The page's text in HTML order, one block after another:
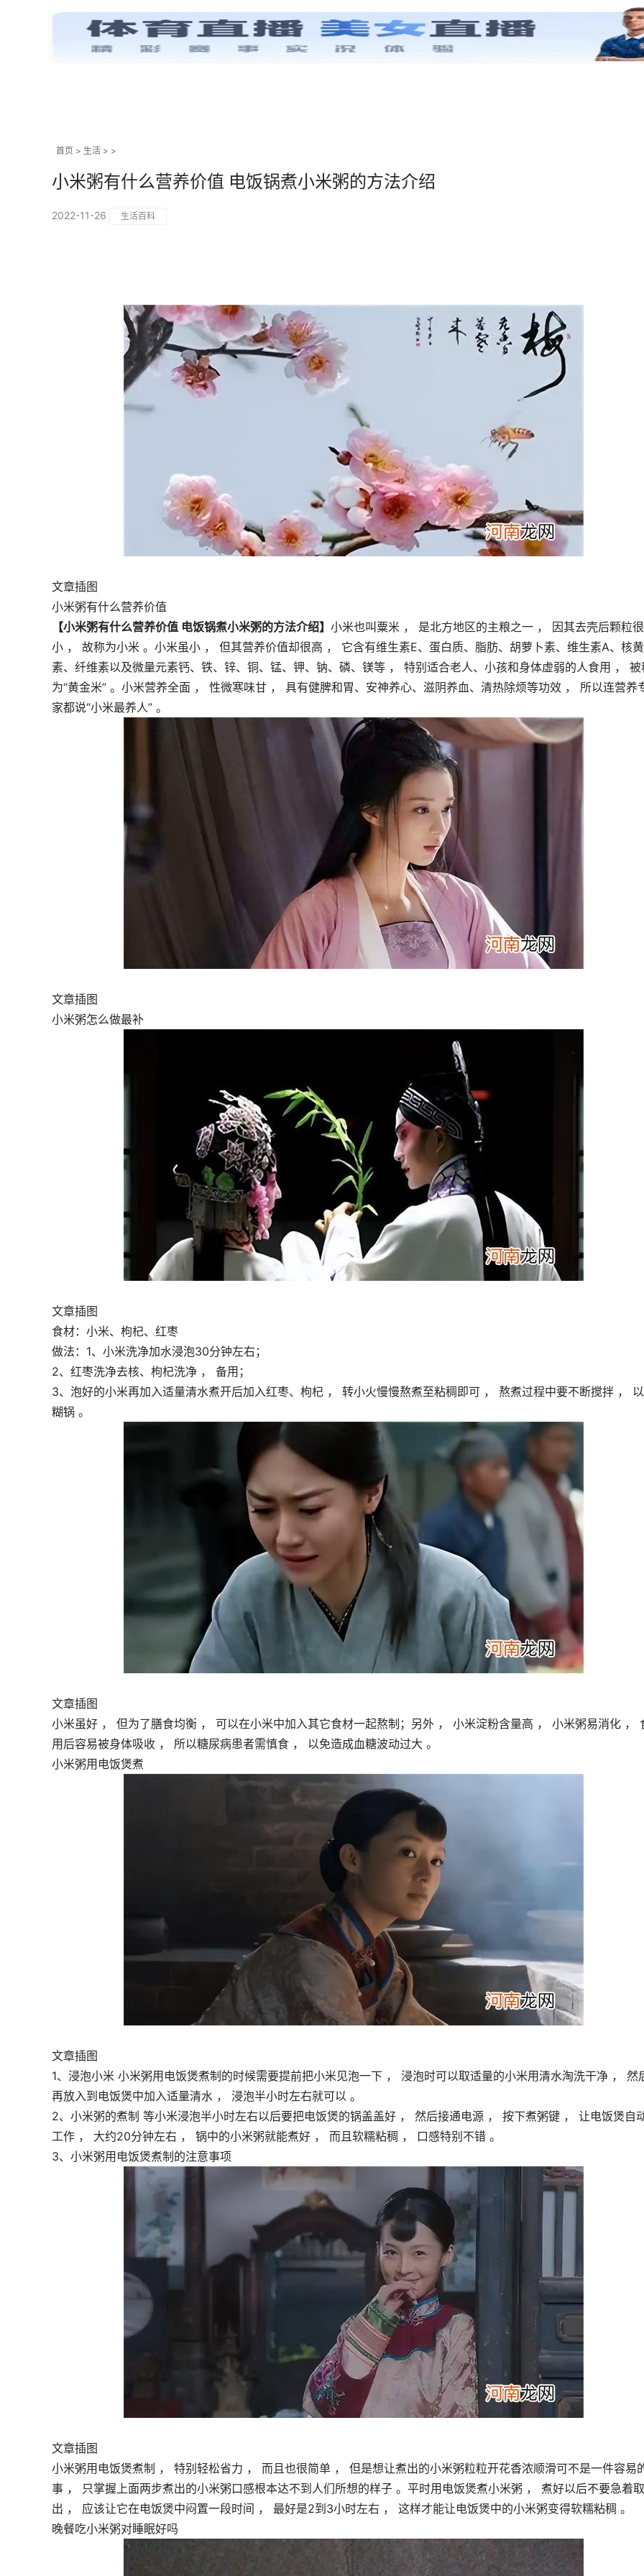
首页 > 生活 > >
小米粥有什么营养价值 电饭锅煮小米粥的方法介绍
2022-11-26 生活百科
文章插图
小米粥有什么营养价值
【小米粥有什么营养价值 电饭锅煮小米粥的方法介绍】 小米也叫粟米 ， 是北方地区的主粮之一 ， 因其去壳后颗粒很
小 ， 故称为小米 。小米虽小 ， 但其营养价值却很高 ， 它含有维生素E、蛋白质、脂肪、胡萝卜素、维生素A、核黄
素、纤维素以及微量元素钙、铁、锌、铜、锰、钾、钠、磷、镁等 ， 特别适合老人、小孩和身体虚弱的人食用 ， 被
为“黄金米” 。小米营养全面 ， 性微寒味甘 ， 具有健脾和胃、安神养心、滋阴养血、清热除烦等功效 ， 所以连营养
家都说“小米最养人” 。
文章插图
小米粥怎么做最补
文章插图
食材：小米、枸杞、红枣
做法：1、小米洗净加水浸泡30分钟左右；
2、红枣洗净去核、枸杞洗净 ， 备用；
3、泡好的小米再加入适量清水煮开后加入红枣、枸杞 ， 转小火慢慢熬煮至粘稠即可 ， 熬煮过程中要不断搅拌 ，
糊锅 。
文章插图
小米虽好 ， 但为了膳食均衡 ， 可以在小米中加入其它食材一起熬制；另外 ， 小米淀粉含量高 ， 小米粥易消化 ，
用后容易被身体吸收 ， 所以糖尿病患者需慎食 ， 以免造成血糖波动过大 。
小米粥用电饭煲煮
文章插图
1、浸泡小米 小米粥用电饭煲煮制的时候需要提前把小米见泡一下 ， 浸泡时可以取适量的小米用清水淘洗干净 ， 然
再放入到电饭煲中加入适量清水 ， 浸泡半小时左右就可以 。
2、小米粥的煮制 等小米浸泡半小时左右以后要把电饭煲的锅盖盖好 ， 然后接通电源 ， 按下煮粥键 ， 让电饭煲自
工作 ， 大约20分钟左右 ， 锅中的小米粥就能煮好 ， 而且软糯粘稠 ， 口感特别不错 。
3、小米粥用电饭煲煮制的注意事项
文章插图
小米粥用电饭煲煮制 ， 特别轻松省力 ， 而且也很简单 ， 但是想让煮出的小米粥粒粒开花香浓顺滑可不是一件容易
事 ， 只掌握上面两步煮出的小米粥口感根本达不到人们所想的样子 。平时用电饭煲煮小米粥 ， 煮好以后不要急着取
出 ， 应该让它在电饭煲中闷置一段时间 ， 最好是2到3小时左右 ， 这样才能让电饭煲中的小米粥变得软糯粘稠 。
晚餐吃小米粥对睡眠好吗